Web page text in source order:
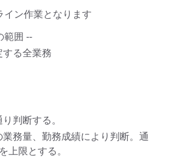
ン作業となります
範囲 --
する全業務
判断する。
務量、勤務成績により判断。通
上限とする。